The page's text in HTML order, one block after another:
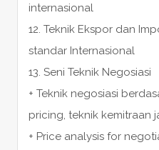
internasional
12. Teknik Ekspor dan
standar Internasional
13. Seni Teknik Negosiasi
+ Teknik negosiasi
pricing, teknik kemitraan
+ Price analysis for